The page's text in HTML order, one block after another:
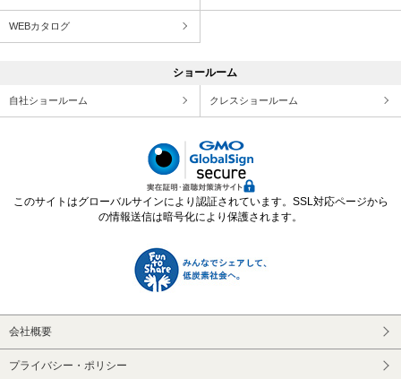
WEBカタログ
ショールーム
自社ショールーム クレスショールーム
このサイトはグローバルサインにより認証されています。SSL対応ページから
の情報送信は暗号化により保護されます。
会社概要
プライバシー・ポリシー